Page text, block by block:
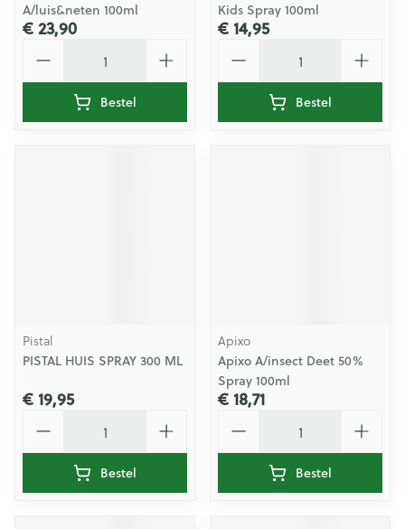
A/luis&neten 100ml
€ 23,90
Bestel
Kids Spray 100ml
€ 14,95
Bestel
Pistal
PISTAL HUIS SPRAY 300 ML
€ 19,95
Bestel
Apixo
Apixo A/insect Deet 50%
Spray 100ml
€ 18,71
Bestel